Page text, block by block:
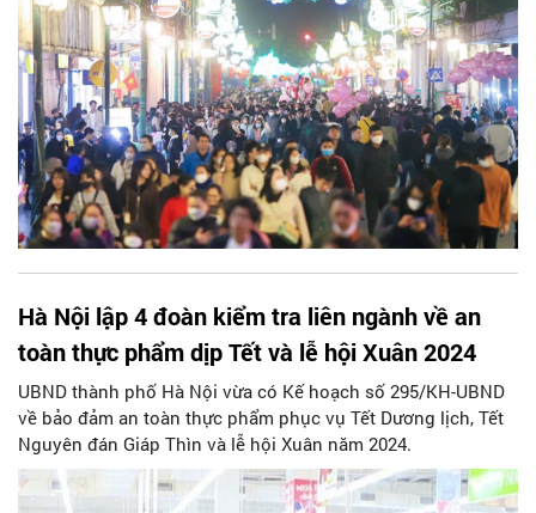
Hà Nội lập 4 đoàn kiểm tra liên ngành về an
toàn thực phẩm dịp Tết và lễ hội Xuân 2024
UBND thành phố Hà Nội vừa có Kế hoạch số 295/KH-UBND
về bảo đảm an toàn thực phẩm phục vụ Tết Dương lịch, Tết
Nguyên đán Giáp Thìn và lễ hội Xuân năm 2024.